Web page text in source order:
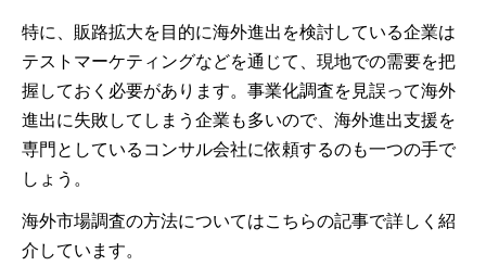
特に、販路拡大を目的に海外進出を検討している企業は
テストマーケティングなどを通じて、現地での需要を把
握しておく必要があります。事業化調査を見誤って海外
進出に失敗してしまう企業も多いので、海外進出支援を
専門としているコンサル会社に依頼するのも一つの手で
しょう。
海外市場調査の方法についてはこちらの記事で詳しく紹
介しています。